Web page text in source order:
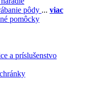
pôdy ... viac
pomôcky
a príslušenstvo